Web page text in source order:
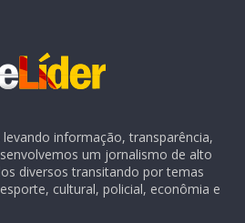
informação, transparência,
um jornalismo de alto
diversos transitando por temas
cultural, policial, econômia e